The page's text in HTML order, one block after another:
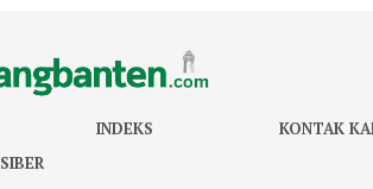
INDEKS
KONTAK